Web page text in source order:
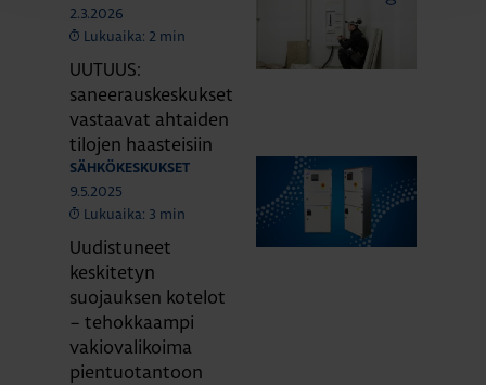
2.3.2026
Lukuaika: 2 min
UUTUUS:
saneerauskeskukset
vastaavat ahtaiden
tilojen haasteisiin
SÄHKÖKESKUKSET
9.5.2025
Lukuaika: 3 min
Uudistuneet
keskitetyn
suojauksen kotelot
– tehokkaampi
vakiovalikoima
pientuotantoon